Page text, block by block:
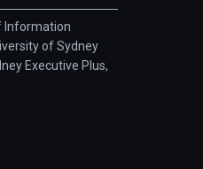
Information
of Sydney
Executive Plus,